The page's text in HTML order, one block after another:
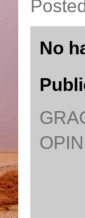
No